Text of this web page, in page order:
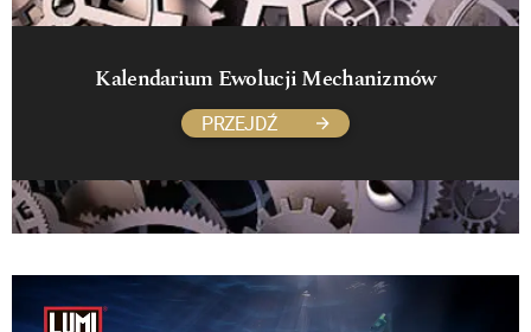
Kalendarium Ewolucji Mechanizmów
PRZEJDŹ